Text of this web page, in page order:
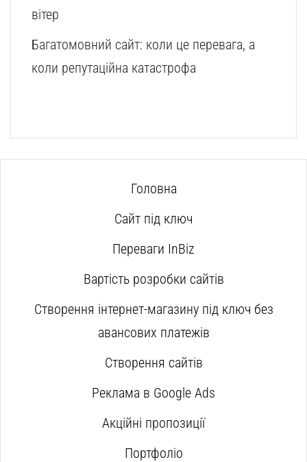
вітер
Багатомовний сайт: коли це перевага, а
коли репутаційна катастрофа
Головна
Сайт під ключ
Переваги InBiz
Вартість розробки сайтів
Створення інтернет-магазину під ключ без
авансових платежів
Створення сайтів
Реклама в Google Ads
Акційні пропозиції
Портфоліо